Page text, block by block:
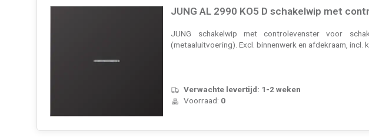
JUNG AL 2990 KO5 D schakelwip met
JUNG schakelwip met controlevenster voor
(metaaluitvoering). Excl. binnenwerk en afdekraam, incl.
Verwachte levertijd: 1-2 weken
Voorraad: 0